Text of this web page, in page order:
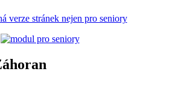
verze stránek nejen pro seniory